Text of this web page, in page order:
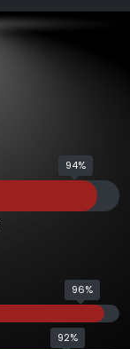
94%
96%
92%